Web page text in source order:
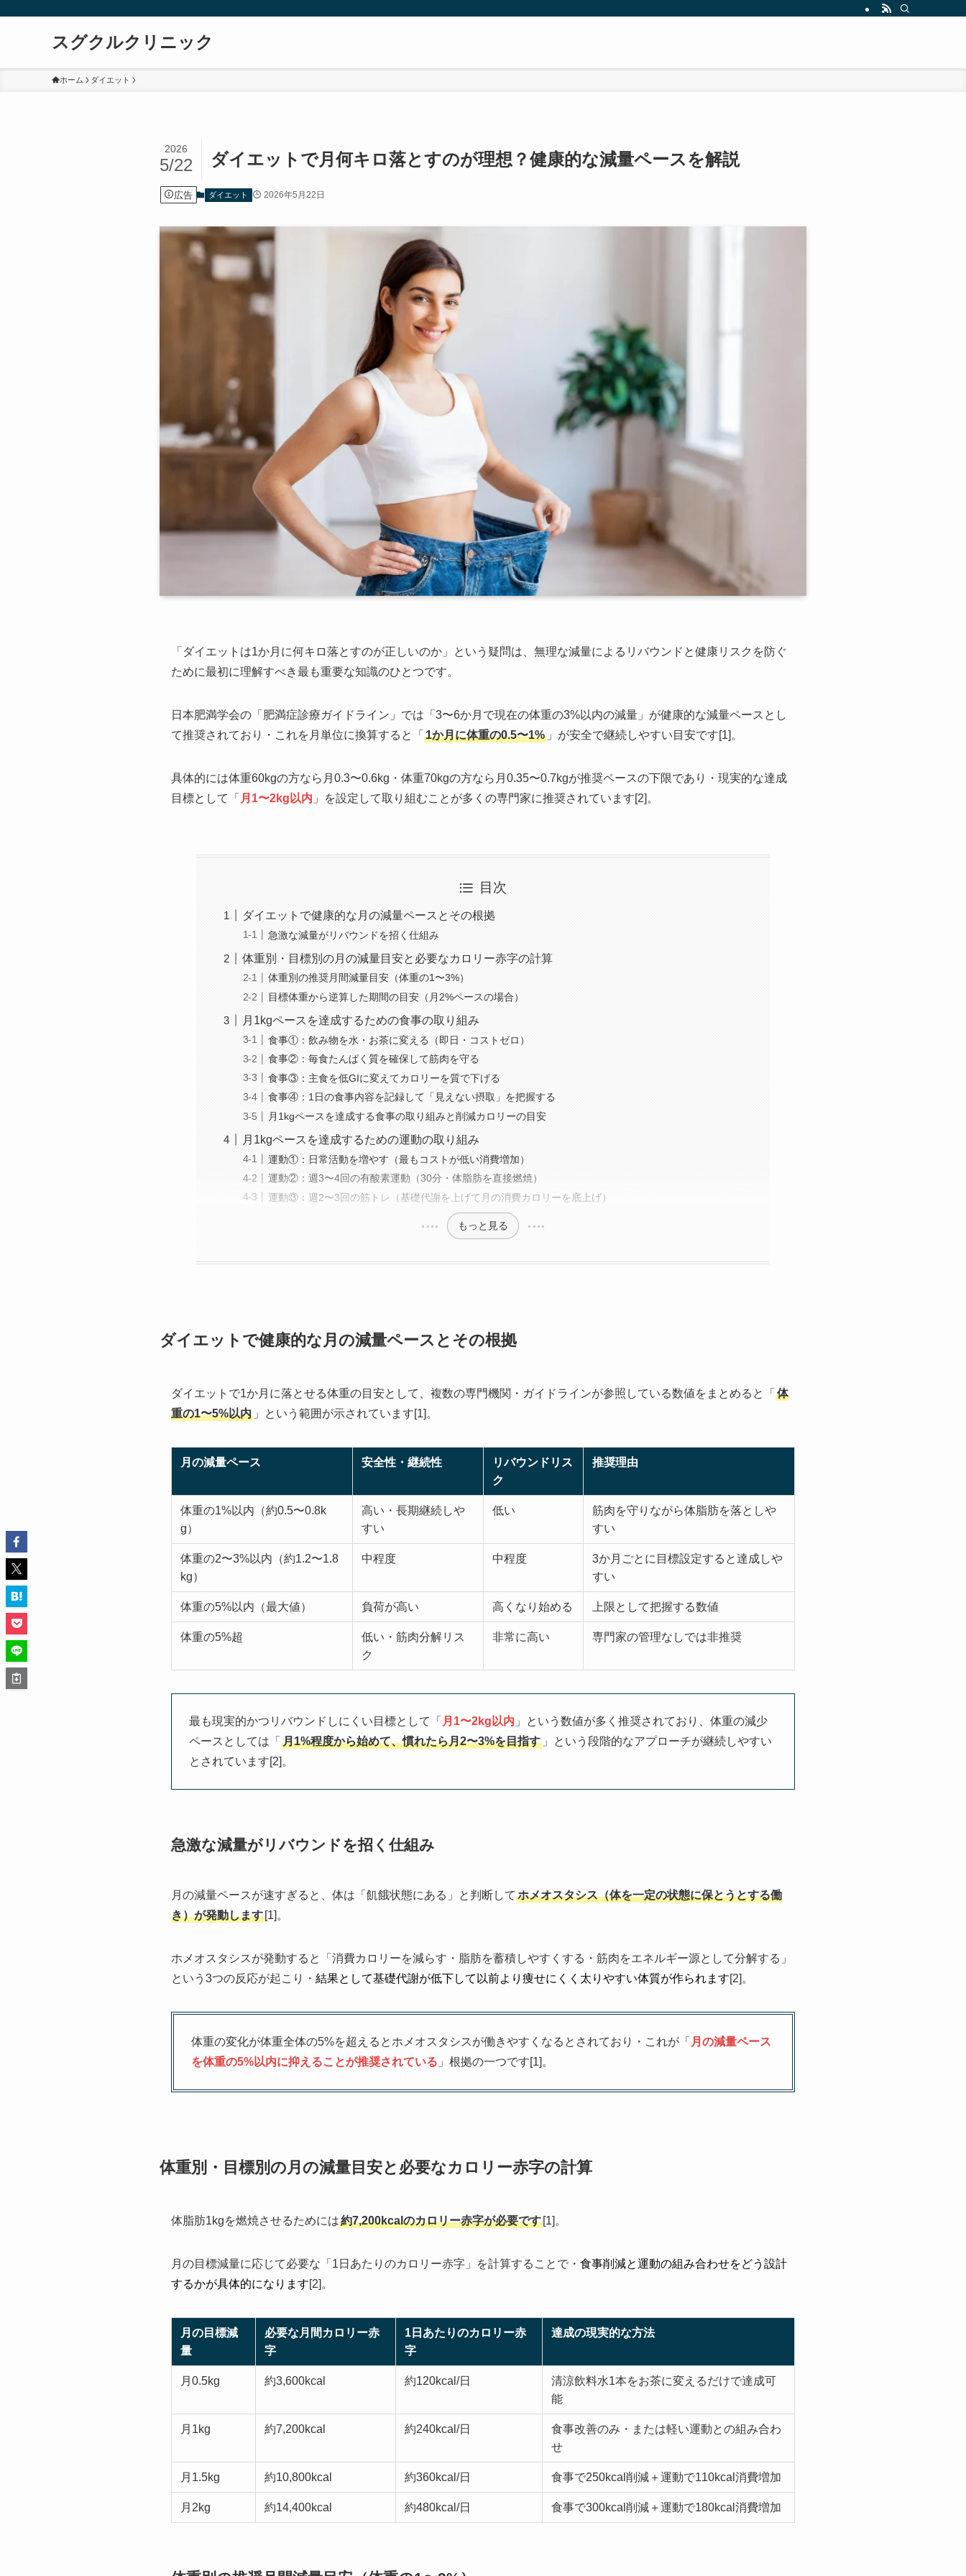
スグクルクリニック
ホーム ダイエット
ダイエットで月何キロ落とすのが理想？健康的な減量ペースを解説
2026
5/22
広告 ダイエット 2026年5月22日
「ダイエットは1か月に何キロ落とすのが正しいのか」という疑問は、無理な減量によるリバウンドと健康リスクを防ぐ
ために最初に理解すべき最も重要な知識のひとつです。
日本肥満学会の「肥満症診療ガイドライン」では「3〜6か月で現在の体重の3%以内の減量」が健康的な減量ペースとし
て推奨されており・これを月単位に換算すると「 1か月に体重の0.5〜1% 」が安全で継続しやすい目安です[1]。
具体的には体重60kgの方なら月0.3〜0.6kg・体重70kgの方なら月0.35〜0.7kgが推奨ペースの下限であり・現実的な達成
目標として「 月1〜2kg以内 」を設定して取り組むことが多くの専門家に推奨されています[2]。
目次
ダイエットで健康的な月の減量ペースとその根拠
急激な減量がリバウンドを招く仕組み
体重別・目標別の月の減量目安と必要なカロリー赤字の計算
体重別の推奨月間減量目安（体重の1〜3%）
目標体重から逆算した期間の目安（月2%ペースの場合）
月1kgペースを達成するための食事の取り組み
食事①：飲み物を水・お茶に変える（即日・コストゼロ）
食事②：毎食たんぱく質を確保して筋肉を守る
食事③：主食を低GIに変えてカロリーを質で下げる
食事④：1日の食事内容を記録して「見えない摂取」を把握する
月1kgペースを達成する食事の取り組みと削減カロリーの目安
月1kgペースを達成するための運動の取り組み
運動①：日常活動を増やす（最もコストが低い消費増加）
運動②：週3〜4回の有酸素運動（30分・体脂肪を直接燃焼）
運動③：週2〜3回の筋トレ（基礎代謝を上げて月の消費カロリーを底上げ）
もっと見る
ダイエットで健康的な月の減量ペースとその根拠
ダイエットで1か月に落とせる体重の目安として、複数の専門機関・ガイドラインが参照している数値をまとめると「 体
重の1〜5%以内 」という範囲が示されています[1]。
月の減量ペース 安全性・継続性
リバウンドリス
ク
推奨理由
体重の1%以内（約0.5〜0.8k
g）
高い・長期継続しや
すい
低い
筋肉を守りながら体脂肪を落としや
すい
体重の2〜3%以内（約1.2〜1.8
kg）
中程度 中程度
3か月ごとに目標設定すると達成しや
すい
体重の5%以内（最大値） 負荷が高い 高くなり始める 上限として把握する数値
体重の5%超
低い・筋肉分解リス
ク
非常に高い 専門家の管理なしでは非推奨
最も現実的かつリバウンドしにくい目標として「 月1〜2kg以内 」という数値が多く推奨されており、体重の減少
ペースとしては「 月1%程度から始めて、慣れたら月2〜3%を目指す 」という段階的なアプローチが継続しやすい
とされています[2]。
急激な減量がリバウンドを招く仕組み
月の減量ペースが速すぎると、体は「飢餓状態にある」と判断して ホメオスタシス（体を一定の状態に保とうとする働
き）が発動します [1]。
ホメオスタシスが発動すると「消費カロリーを減らす・脂肪を蓄積しやすくする・筋肉をエネルギー源として分解する」
という3つの反応が起こり・ 結果として基礎代謝が低下して以前より痩せにくく太りやすい体質が作られます[2]。
体重の変化が体重全体の5%を超えるとホメオスタシスが働きやすくなるとされており・これが「 月の減量ペース
を体重の5%以内に抑えることが推奨されている 」根拠の一つです[1]。
体重別・目標別の月の減量目安と必要なカロリー赤字の計算
体脂肪1kgを燃焼させるためには約7,200kcalのカロリー赤字が必要です [1]。
月の目標減量に応じて必要な「1日あたりのカロリー赤字」を計算することで・ 食事削減と運動の組み合わせをどう設計
するかが具体的になります[2]。
月の目標減
量
必要な月間カロリー赤
字
1日あたりのカロリー赤
字
達成の現実的な方法
月0.5kg 約3,600kcal 約120kcal/日
清涼飲料水1本をお茶に変えるだけで達成可
能
月1kg 約7,200kcal 約240kcal/日
食事改善のみ・または軽い運動との組み合わ
せ
月1.5kg 約10,800kcal 約360kcal/日 食事で250kcal削減＋運動で110kcal消費増加
月2kg 約14,400kcal 約480kcal/日 食事で300kcal削減＋運動で180kcal消費増加